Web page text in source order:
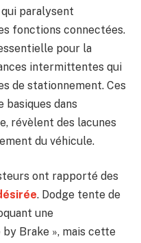
paralysent
fonctions connectées.
pour la
intermittentes qui
de stationnement. Ces
basiques dans
révèlent des lacunes
du véhicule.
ont rapporté des
. Dodge tente de
une
Brake », mais cette